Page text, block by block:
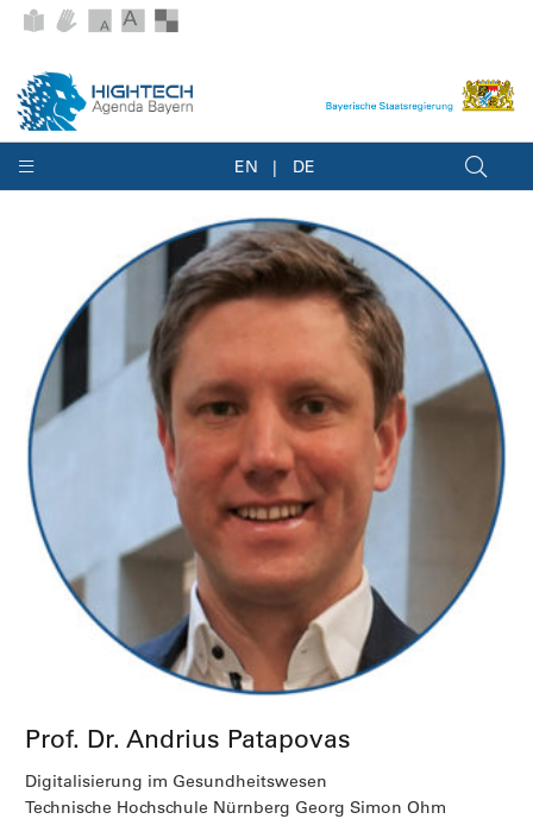
EN DE
Prof. Dr. Andrius Patapovas
Digitalisierung im Gesundheitswesen
Technische Hochschule Nürnberg Georg Simon Ohm